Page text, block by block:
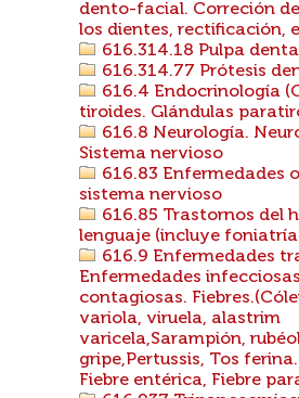
dento-facial. Correción
los dientes, rectificación,
616.314.18 Pulpa
616.314.77 Prótesis
616.4 Endocrinología
tiroides. Glándulas
616.8 Neurología.
Sistema nervioso
616.83 Enfermedades
sistema nervioso
616.85 Trastornos del
lenguaje (incluye
616.9 Enfermedades
Enfermedades
contagiosas.
variola, viruela, alastrim
varicela,Sarampión,
gripe,Pertussis, Tos
Fiebre entérica, Fiebre